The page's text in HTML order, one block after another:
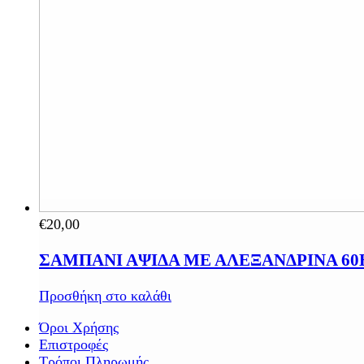
€20,00
ΣΑΜΠΑΝΙ ΑΨΙΔΑ ΜΕ ΑΛΕΞΑΝΔΡΙΝΑ
Προσθήκη στο καλάθι
Όροι Χρήσης
Επιστροφές